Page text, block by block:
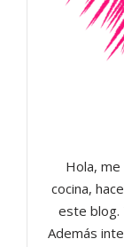
Hola,
cocina,
este blog.
Además